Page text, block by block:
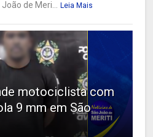
de Meri... Leia Mais
motociclista com
9 mm em São